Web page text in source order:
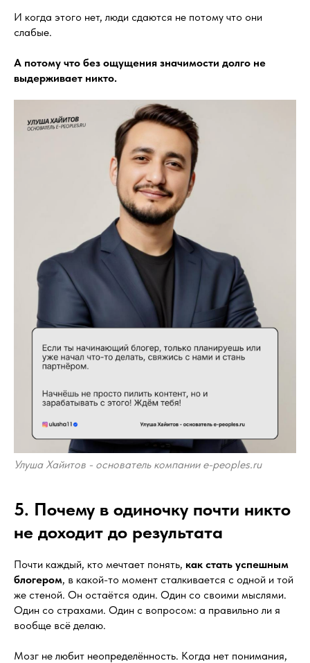
И когда этого нет, люди сдаются не потому что они
слабые.
А потому что без ощущения значимости долго не
выдерживает никто.
Улуша Хайитов - основатель компании e-peoples.ru
5. Почему в одиночку почти никто
не доходит до результата
Почти каждый, кто мечтает понять, как стать успешным
блогером, в какой-то момент сталкивается с одной и той
же стеной. Он остаётся один. Один со своими мыслями.
Один со страхами. Один с вопросом: а правильно ли я
вообще всё делаю.
Мозг не любит неопределённость. Когда нет понимания,